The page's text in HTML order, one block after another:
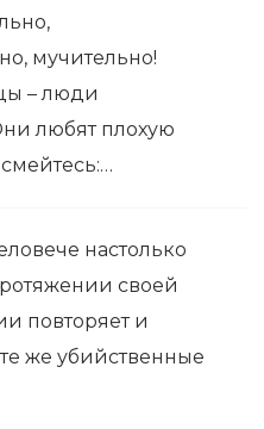
мучительно!
– люди
любят плохую
настолько
своей
повторяет и
же убийственные